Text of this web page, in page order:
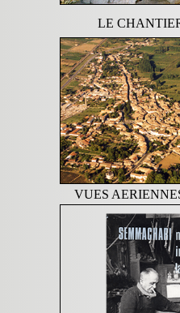
LE
VUES